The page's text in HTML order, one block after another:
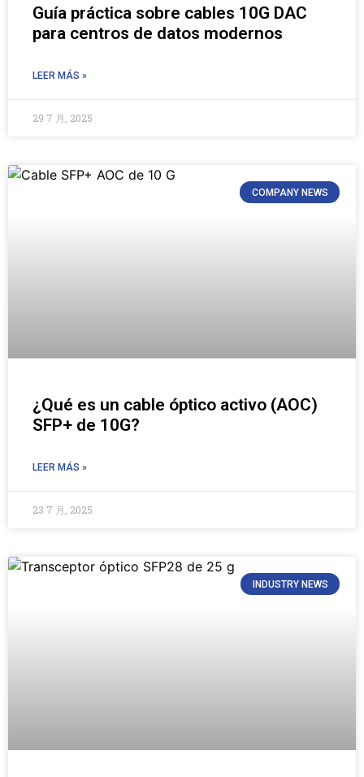
Guía práctica sobre cables 10G DAC
para centros de datos modernos
LEER MÁS »
29 7 月, 2025
COMPANY NEWS
¿Qué es un cable óptico activo (AOC)
SFP+ de 10G?
LEER MÁS »
23 7 月, 2025
INDUSTRY NEWS